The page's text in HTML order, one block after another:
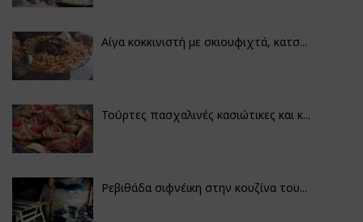
Αίγα κοκκινιστή με σκιουφιχτά, κατσ...
Τούρτες πασχαλινές κασιώτικες και κ...
Ρεβιθάδα σιφνέικη στην κουζίνα του...